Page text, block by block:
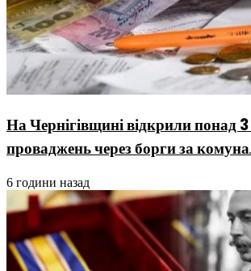
На Чернігівщині відкрили понад 3
проваджень через борги за
6 години назад